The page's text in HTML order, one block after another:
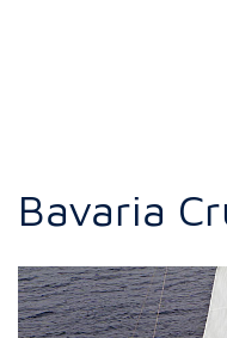
Bavaria